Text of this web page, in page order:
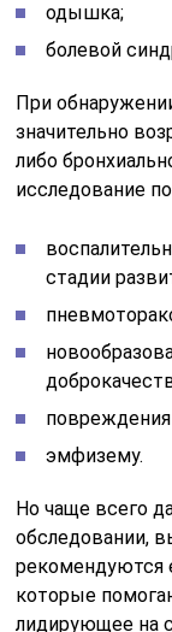
одышка;
болевой
При
значительно
либо
исследование
стадии
эмфизему.
Но чаще всего
обследовании,
рекомендуются
которые
лидирующее на